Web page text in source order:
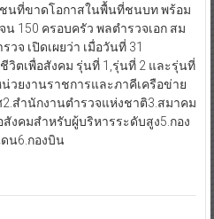
นที่ขาดโอกาสในพื้นที่ชนบท พร้อม
150 ครอบครัว พลตำรวจเอก สม
จ เปิดเผยว่า เมื่อวันที่ 31
วิตเพื่อสังคม รุ่นที่ 1,รุ่นที่ 2 และรุ่นที่
วยงานราชการและภาคีเครือข่าย
สำนักงานตำรวจแห่งชาติ3.สมาคม
งคมสำหรับผู้บริหารระดับสูง5.กอง
น6.กองบิน